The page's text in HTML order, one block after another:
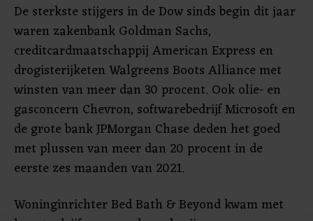
De sterkste stijgers in de Dow sinds begin dit jaar
waren zakenbank Goldman Sachs,
creditcardmaatschappij American Express en
drogisterijketen Walgreens Boots Alliance met
winsten van meer dan 30 procent. Ook olie- en
gasconcern Chevron, softwarebedrijf Microsoft en
de grote bank JPMorgan Chase deden het goed
met plussen van meer dan 20 procent in de
eerste zes maanden van 2021.
Woninginrichter Bed Bath & Beyond kwam met